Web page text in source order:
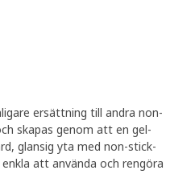
ersättning till andra non-
skapas genom att en gel-
glansig yta med non-stick-
att använda och rengöra